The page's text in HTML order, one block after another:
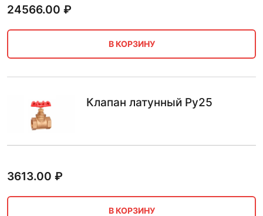
24566.00 ₽
В КОРЗИНУ
Клапан латунный Ру25
3613.00 ₽
В КОРЗИНУ